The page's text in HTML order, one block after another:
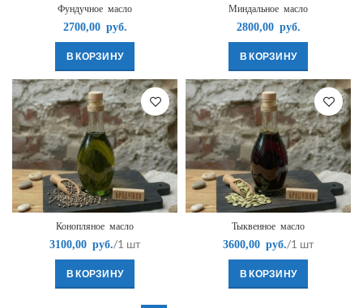
Фундучное масло
2700,00руб.
В КОРЗИНУ
Миндальное масло
2800,00руб.
В КОРЗИНУ
Конопляное масло
3100,00 руб. /1 шт
В КОРЗИНУ
Тыквенное масло
3600,00 руб. /1 шт
В КОРЗИНУ